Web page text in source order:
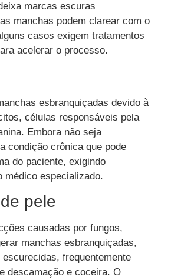
marcas escuras
manchas podem clarear com o
casos exigem tratamentos
acelerar o processo.
esbranquiçadas devido à
células responsáveis pela
Embora não seja
condição crônica que pode
do paciente, exigindo
médico especializado.
pele
causadas por fungos,
manchas esbranquiçadas,
frequentemente
descamação e coceira. O